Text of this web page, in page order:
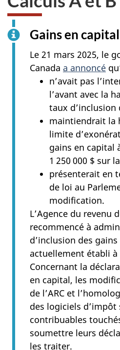
Gains en capital
Le 21 mars 2025, le
Canada a annoncé
n’avait pas
l’avant avec la
taux d’inclusion
maintiendrait la
limite
gains en capital
1 250 000 $ sur
présenterait en
de loi au
modification.
L’Agence du revenu
recommencé à
d’inclusion des
actuellement établi à
Concernant la
en capital, les
de l’ARC et
des logiciels
contribuables
soumettre leurs
les traiter.